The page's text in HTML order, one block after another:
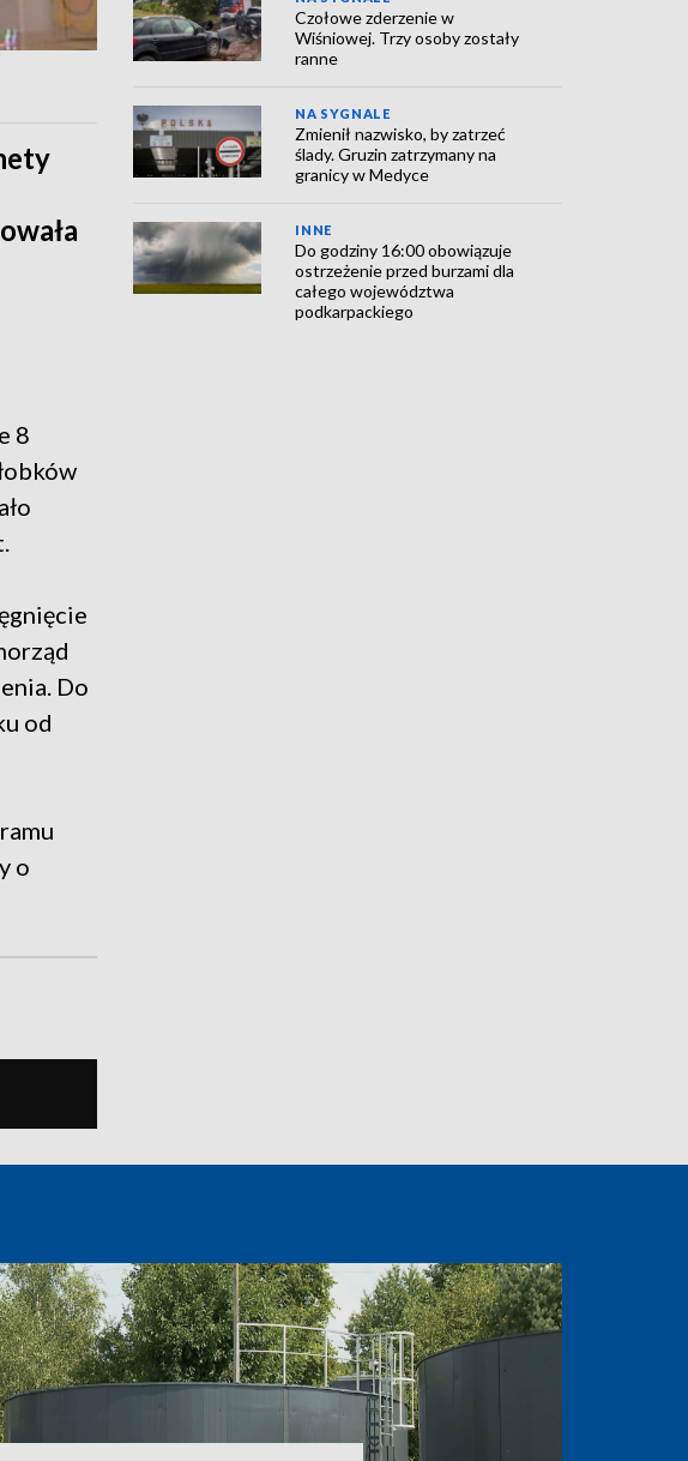
8
Do
od
o
Czołowe zderzenie w
Wiśniowej. Trzy osoby zostały
ranne
NA SYGNALE
Zmienił nazwisko, by zatrzeć
ślady. Gruzin zatrzymany na
granicy w Medyce
INNE
Do godziny 16:00 obowiązuje
ostrzeżenie przed burzami dla
całego województwa
podkarpackiego